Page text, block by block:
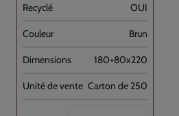
OUI
Brun
180+80x220
Carton de 250